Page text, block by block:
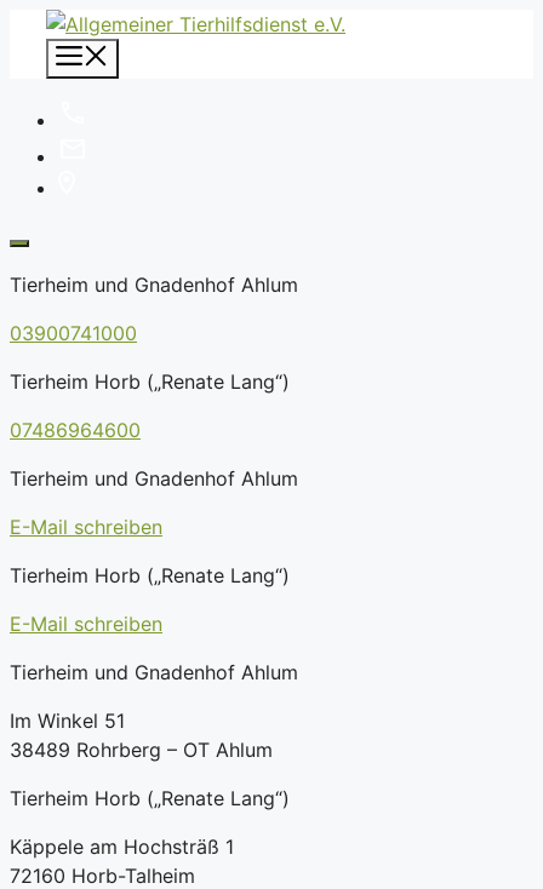
Zum
Inhalt
springen
Tierheim und Gnadenhof Ahlum
03900741000
Tierheim Horb („Renate Lang“)
07486964600
Tierheim und Gnadenhof Ahlum
E-Mail schreiben
Tierheim Horb („Renate Lang“)
E-Mail schreiben
Tierheim und Gnadenhof Ahlum
Im Winkel 51
38489 Rohrberg – OT Ahlum
Tierheim Horb („Renate Lang“)
Käppele am Hochsträß 1
72160 Horb-Talheim